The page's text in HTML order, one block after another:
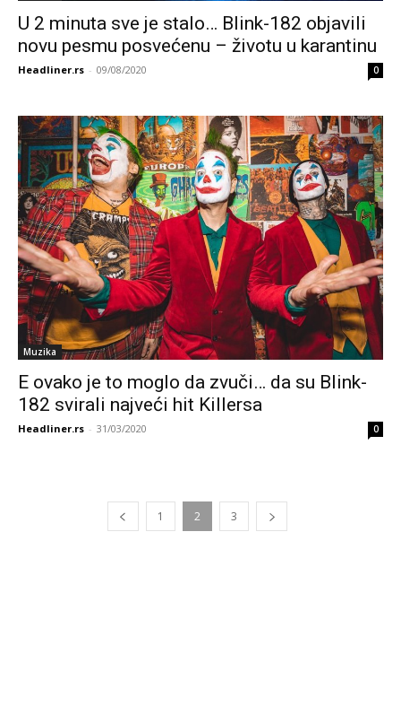
U 2 minuta sve je stalo… Blink-182 objavili
novu pesmu posvećenu – životu u karantinu
Headliner.rs - 09/08/2020 0
Muzika
E ovako je to moglo da zvuči… da su Blink-
182 svirali najveći hit Killersa
Headliner.rs - 31/03/2020 0
1 2 3